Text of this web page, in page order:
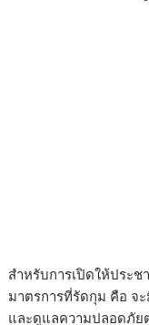
สำหรับการเปิดให้ประช
มาตรการที่รัดกุม คือ​ จ
และดูแลความปลอดภัย